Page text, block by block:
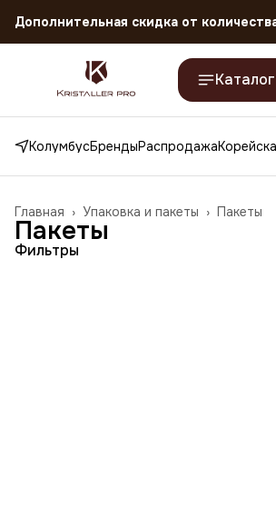
Дополнительная скидка от
Скидка 45% на все товары до
Каталог
КолумбусБрендыРаспродажа
Пакеты
Упаковка и пакеты ›
Главная ›
Пакеты
Фильтры